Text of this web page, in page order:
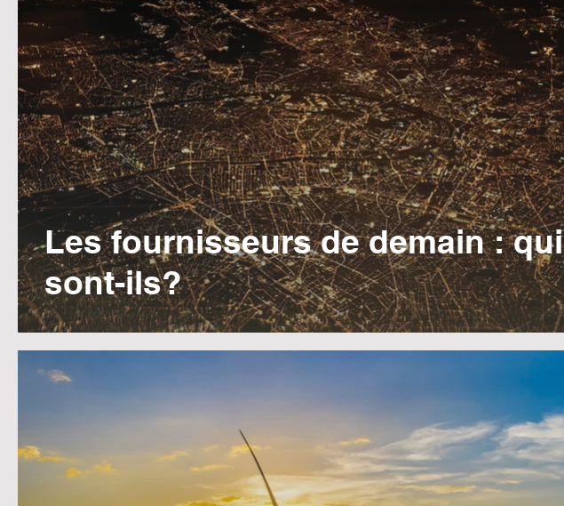
Les fournisseurs de demain : qui
sont-ils?